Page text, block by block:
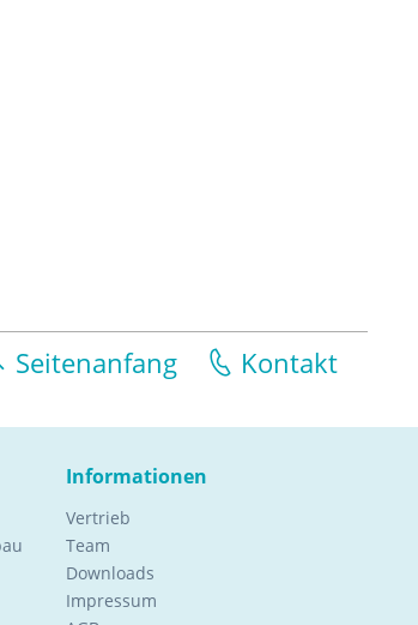
Seitenanfang Kontakt
Informationen
Vertrieb
Team
Downloads
Impressum